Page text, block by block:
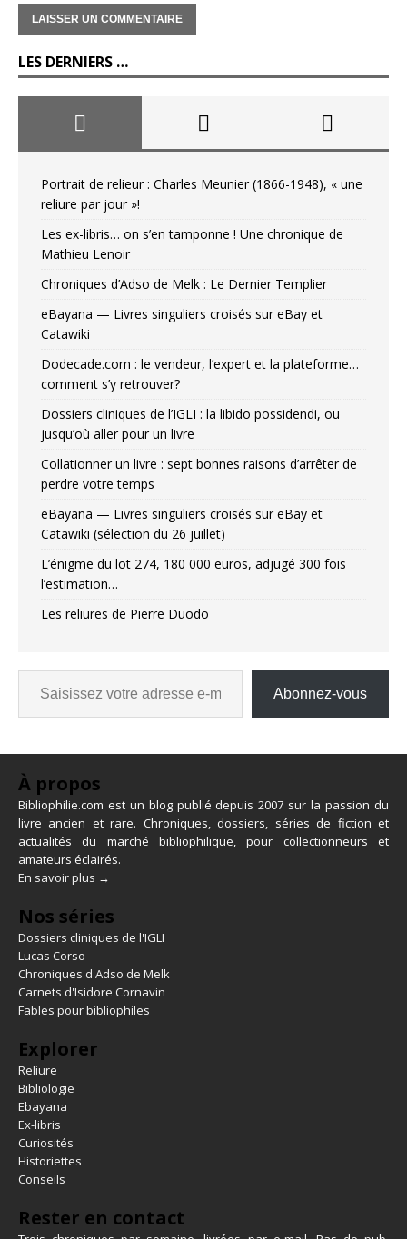
LES DERNIERS …
Portrait de relieur : Charles Meunier (1866-1948), « une
reliure par jour »!
Les ex-libris… on s’en tamponne ! Une chronique de
Mathieu Lenoir
Chroniques d’Adso de Melk : Le Dernier Templier
eBayana — Livres singuliers croisés sur eBay et
Catawiki
Dodecade.com : le vendeur, l’expert et la plateforme…
comment s’y retrouver?
Dossiers cliniques de l’IGLI : la libido possidendi, ou
jusqu’où aller pour un livre
Collationner un livre : sept bonnes raisons d’arrêter de
perdre votre temps
eBayana — Livres singuliers croisés sur eBay et
Catawiki (sélection du 26 juillet)
L’énigme du lot 274, 180 000 euros, adjugé 300 fois
l’estimation…
Les reliures de Pierre Duodo
Abonnez-vous
À propos
Bibliophilie.com est un blog publié depuis 2007 sur la passion du
livre ancien et rare. Chroniques, dossiers, séries de fiction et
actualités du marché bibliophilique, pour collectionneurs et
amateurs éclairés.
En savoir plus →
Nos séries
Dossiers cliniques de l'IGLI
Lucas Corso
Chroniques d'Adso de Melk
Carnets d'Isidore Cornavin
Fables pour bibliophiles
Explorer
Reliure
Bibliologie
Ebayana
Ex-libris
Curiosités
Historiettes
Conseils
Rester en contact